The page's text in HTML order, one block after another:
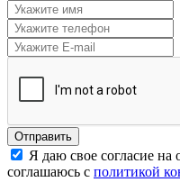
Я даю свое согласие
соглашаюсь с политикой